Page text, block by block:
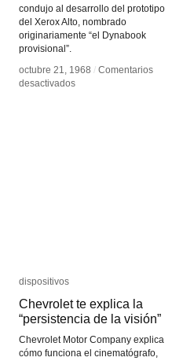
condujo al desarrollo del prototipo
del Xerox Alto, nombrado
originariamente “el Dynabook
provisional”.
octubre 21, 1968 / Comentarios
desactivadosen
octubre 21, 1968 / Comentarios
desactivadosen
dispositivos
Chevrolet te explica la
“persistencia de la visión”
Chevrolet Motor Company explica
cómo funciona el cinematógrafo,
dispositivos
Chevrolet te explica la
“persistencia de la visión”